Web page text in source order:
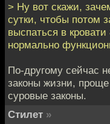
> Ну вот скажи,
сутки, чтобы потом
выспаться в
нормально
По-другому сейчас
законы жизни, проще
суровые законы.
Стилет »